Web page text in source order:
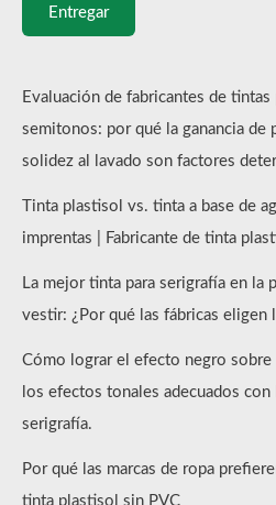
Entregar
Evaluación de fabricantes de
semitonos: por qué la ganancia de
solidez al lavado son factores
Tinta plastisol vs. tinta a base de
imprentas | Fabricante de tinta
La mejor tinta para serigrafía en la
vestir: ¿Por qué las fábricas eligen
Cómo lograr el efecto negro
los efectos tonales adecuados
serigrafía.
Por qué las marcas de ropa
tinta plastisol sin PVC